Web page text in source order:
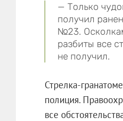
— Только
получил
№23.
разбиты все
не получил.
Стрелка-
полиция.
все